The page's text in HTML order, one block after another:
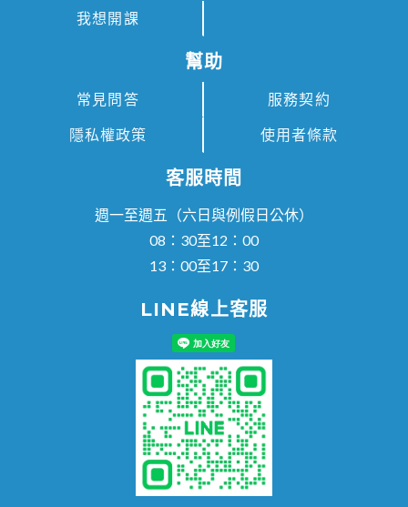
我想開課
幫助
常見問答 服務契約
隱私權政策 使用者條款
客服時間
週一至週五（六日與例假日公休）
08：30至12：00
13：00至17：30
LINE線上客服